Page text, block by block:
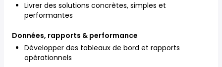
Livrer des solutions concrètes, simples et
performantes
Données, rapports & performance
Développer des tableaux de bord et rapports
opérationnels